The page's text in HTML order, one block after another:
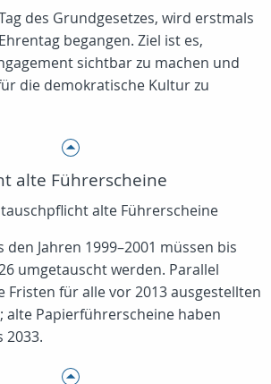
des Grundgesetzes, wird erstmals
begangen. Ziel ist es,
sichtbar zu machen und
die demokratische Kultur zu
alte Führerscheine
alte Führerscheine
Jahren 1999–2001 müssen bis
umgetauscht werden. Parallel
Fristen für alle vor 2013 ausgestellten
alte Papierführerscheine haben
2033.